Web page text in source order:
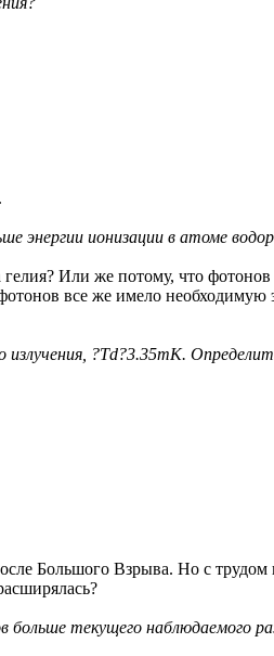
энергии ионизации в атоме
Или же потому, что
все же имело
?Td?3.35mK.
Большого Взрыва. Но с трудом
больше текущего наблюдаемого